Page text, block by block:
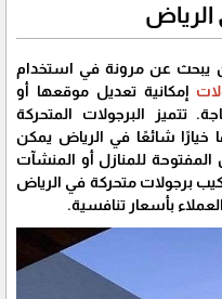
الرياض
يبحث عن مرونة في استخدام
إمكانية تعديل موقعها أو
تتميز البرجولات المتحركة
خيارًا شائعًا في الرياض يمكن
المفتوحة للمنازل أو المنشآت
برجولات متحركة في الرياض
بأسعار تنافسية.